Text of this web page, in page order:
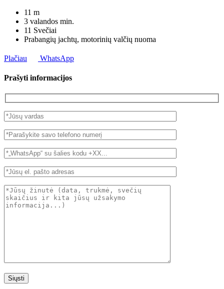
11 m
3 valandos min.
11 Svečiai
Prabangių jachtų, motorinių valčių nuoma
Plačiau WhatsApp
Prašyti informacijos